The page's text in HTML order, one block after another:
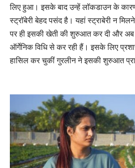
लिए हुआ। इसके बाद उन्हें लॉकडाउन के
स्ट्रॉबेरी बेहद पसंद है। यहां स्ट्राबेरी न
पर ही इसकी खेती की शुरुआत कर दी और
ऑर्गेनिक विधि से कर रही हैं। इसके लिए
हासिल कर चुकीं गुरलीन ने इसकी शुरुआत